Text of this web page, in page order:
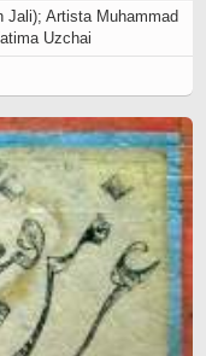
Jali); Artista Muhammad
Uzchai